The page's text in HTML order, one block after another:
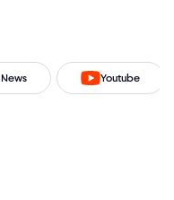
Youtube